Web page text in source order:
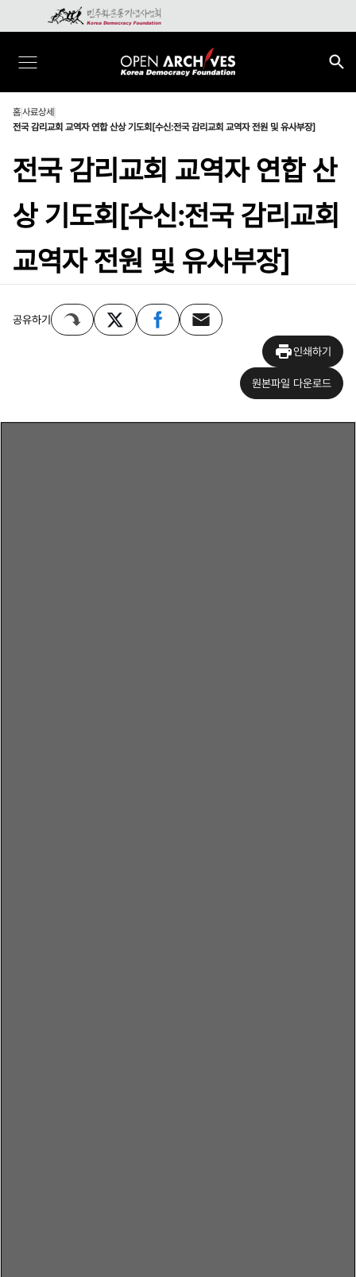
홈사료상세
전국 감리교회 교역자 연합 산상 기도회[수신:전국 감리교회 교역자 전원 및 유사부장]
전국 감리교회 교역자 연합 산
상 기도회[수신:전국 감리교회
교역자 전원 및 유사부장]
공유하기
인쇄하기
원본파일 다운로드